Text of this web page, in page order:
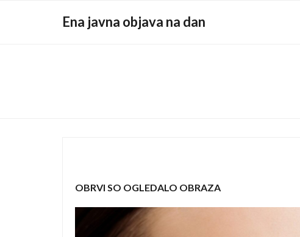
Ena javna objava na dan
OBRVI SO OGLEDALO OBRAZA